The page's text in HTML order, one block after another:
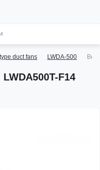
duct fans LWDA-500
F14